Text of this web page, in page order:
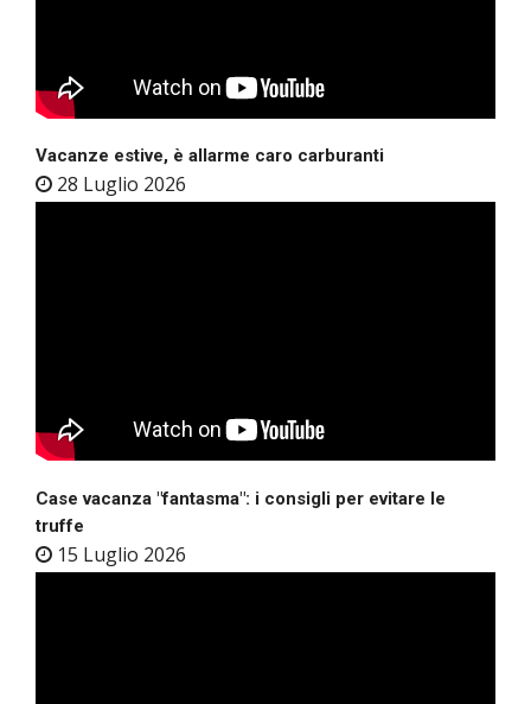
Vacanze estive, è allarme caro carburanti
28 Luglio 2026
Case vacanza "fantasma": i consigli per evitare le
truffe
15 Luglio 2026